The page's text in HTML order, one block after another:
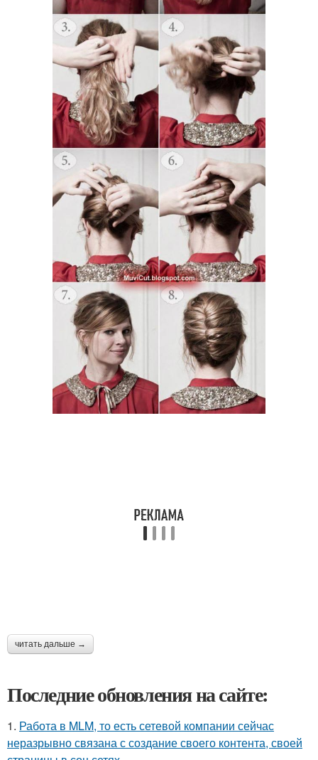
читать дальше →
Последние обновления на сайте:
1. Работа в MLM, то есть сетевой компании сейчас
неразрывно связана с создание своего контента, своей